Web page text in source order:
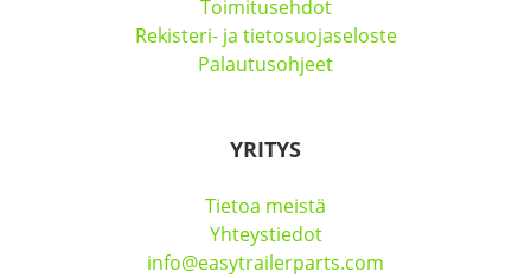
Toimitusehdot
Rekisteri- ja tietosuojaseloste
Palautusohjeet
YRITYS
Tietoa meistä
Yhteystiedot
info@easytrailerparts.com